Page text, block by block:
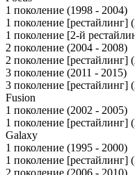
1 поколение (1998 - 2004)
1 поколение [рестайлинг]
1 поколение [2-й
2 поколение (2004 - 2008)
2 поколение [рестайлинг]
3 поколение (2011 - 2015)
3 поколение [рестайлинг]
Fusion
1 поколение (2002 - 2005)
1 поколение [рестайлинг]
Galaxy
1 поколение (1995 - 2000)
1 поколение [рестайлинг]
2 поколение (2006 - 2010)